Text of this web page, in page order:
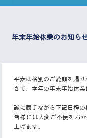
年末年始休業のお知ら
平素は格別のご愛顧を賜り
さて、本年の年末年始休
誠に勝手ながら下記日程の
皆様には大変ご不便をお
上げます。